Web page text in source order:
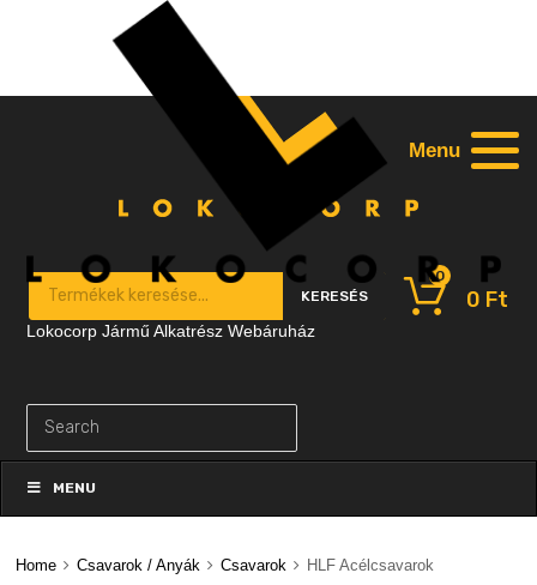
Products search
KERESÉS 0 Ft
0
to
contentMENU
Home Csavarok / Anyák Csavarok HLF Acélcsavarok
Lokocorp Jármű Alkatrész Webáruház
Menu